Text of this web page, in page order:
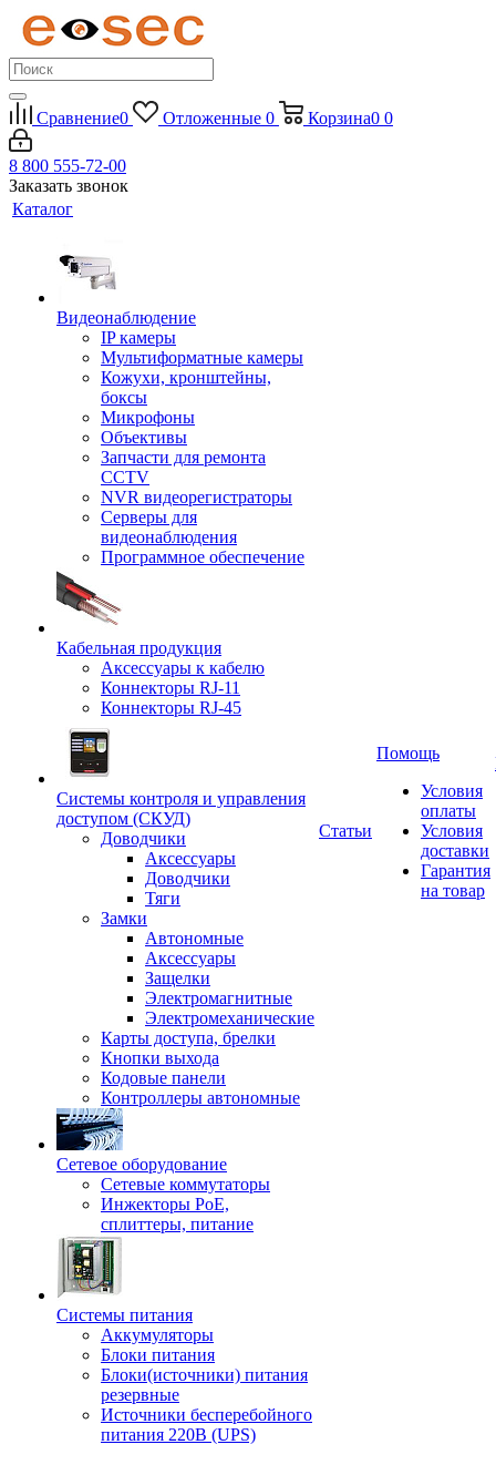
Сравнение0 Отложенные 0 Корзина0 0
8 800 555-72-00
Заказать звонок
Каталог
Видеонаблюдение
IP камеры
Мультиформатные камеры
Кожухи, кронштейны,
боксы
Микрофоны
Объективы
Запчасти для ремонта
CCTV
NVR видеорегистраторы
Серверы для
видеонаблюдения
Программное обеспечение
Кабельная продукция
Аксессуары к кабелю
Коннекторы RJ-11
Коннекторы RJ-45
Системы контроля и управления
доступом (СКУД)
Доводчики
Аксессуары
Доводчики
Тяги
Замки
Автономные
Аксессуары
Защелки
Электромагнитные
Электромеханические
Карты доступа, брелки
Кнопки выхода
Кодовые панели
Контроллеры автономные
Сетевое оборудование
Сетевые коммутаторы
Инжекторы РоЕ,
сплиттеры, питание
Системы питания
Аккумуляторы
Блоки питания
Блоки(источники) питания
резервные
Источники бесперебойного
питания 220В (UPS)
Статьи
Помощь
Условия
оплаты
Условия
доставки
Гарантия
на товар